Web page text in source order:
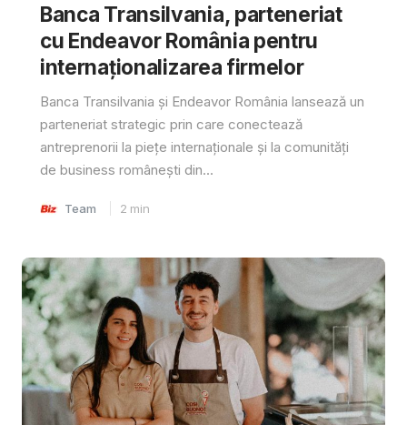
Banca Transilvania, parteneriat
cu Endeavor România pentru
internaționalizarea firmelor
Banca Transilvania și Endeavor România lansează un
parteneriat strategic prin care conectează
antreprenorii la piețe internaționale și la comunități
de business românești din...
Team 2 min